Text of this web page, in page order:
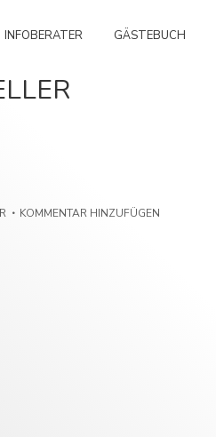
INFOBERATER GÄSTEBUCH
KOMMENTAR HINZUFÜGEN